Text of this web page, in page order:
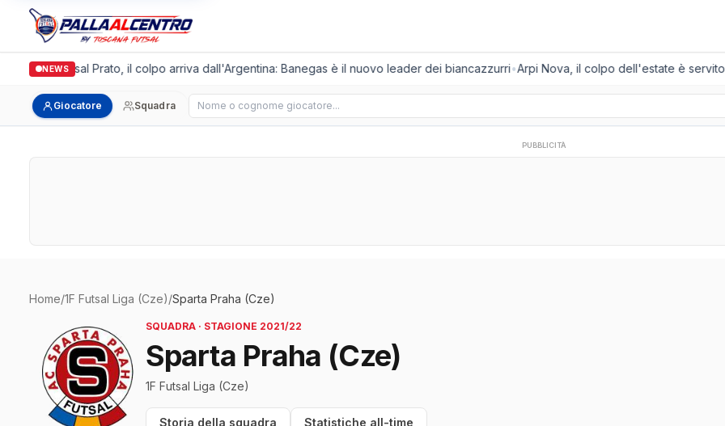
NEWS
Futsal Prato, il colpo arriva dall'Argentina: Banegas è il nuovo leader dei biancazzurri•Arpi Nova, il colpo dell'estate è
Giocatore Squadra Cerca giocatore
PUBBLICITÀ
Home/1F Futsal Liga (Cze)/Sparta Praha (Cze)
SQUADRA · STAGIONE 2021/22
Sparta Praha (Cze)
1F Futsal Liga (Cze)
Storia della squadra Statistiche all-time